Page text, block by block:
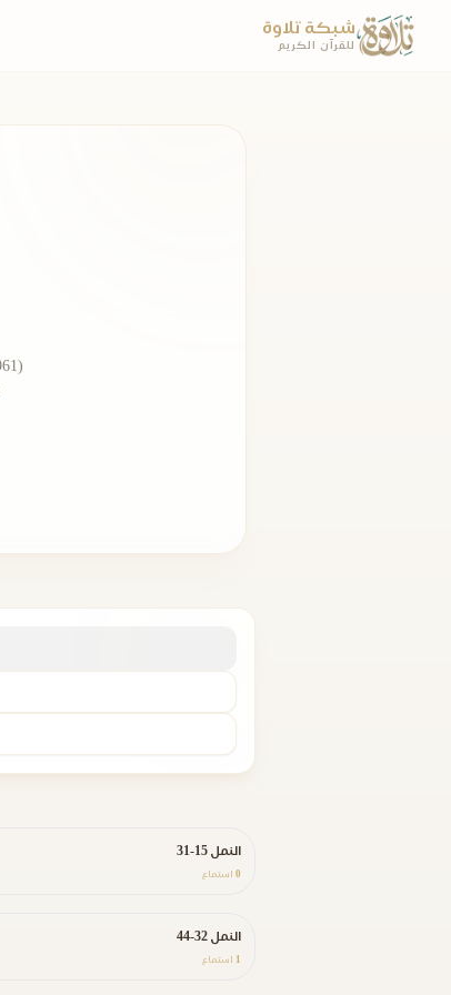
شبكة تلاوة
للقرآن الكريم
النمل 15-31
0 استماع
النمل 32-44
1 استماع